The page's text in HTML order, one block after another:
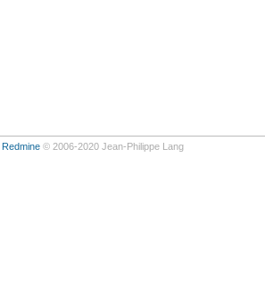
Redmine© 2006-2020 Jean-Philippe Lang